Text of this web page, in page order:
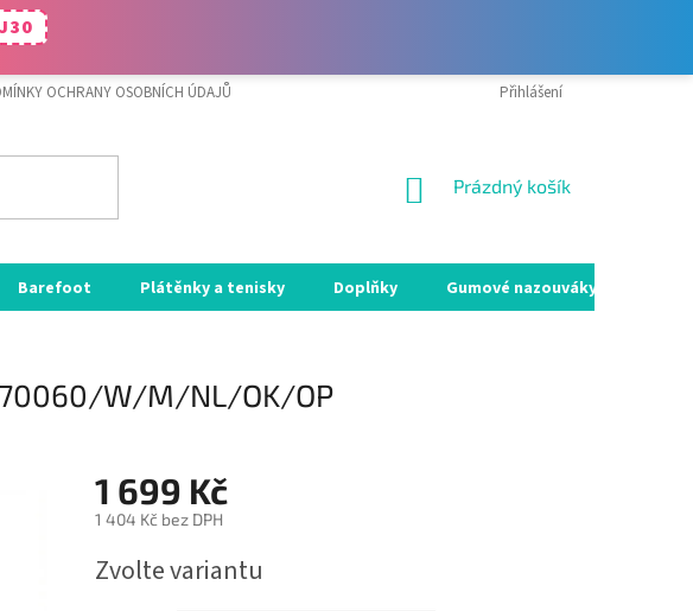
OCHRANY OSOBNÍCH ÚDAJŮ MOJE OBJEDNÁVKA
Přihlášení
NÁKUPNÍ
Prázdný košík
Barefoot Plátěnky a tenisky Doplňky Gumové nazouváky
W/M/NL/OK/OP
1 699 Kč
1 404 Kč bez DPH
cena:
Zvolte variantu